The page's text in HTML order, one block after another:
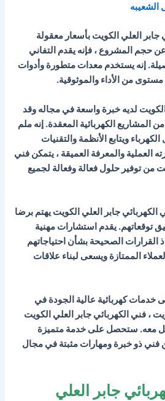
الشعيبه
جابر العلي الكويت بأسعار معقولة
حجم المشروع ، فإنه يقدم التفاني
إنه يستخدم معدات متطورة وأدوات
من الأداء والموثوقية.
لديه خبرة واسعة في مجاله وقد
الكهربائية المعقدة. إنه ملم
ويتابع الأنظمة والتقنيات
العملية والمعرفة العميقة ، يتمكن فني
من توفير حلول فعالة وفعالة لجميع
الكهربائي جابر العلي الكويت يهتم برضا
توقعاتهم. يقدم استشارات مهنية
القرارات الصحيحة بشأن احتياجاتهم
الممتازة ويسعى لبناء علاقات
خدمات كهربائية عالية الجودة في
، فني الكهربائي جابر العلي الكويت
معه. ستحصل على خدمة متميزة
فني ذو خبرة ومهارات مثبتة في مجال
جابر العلي